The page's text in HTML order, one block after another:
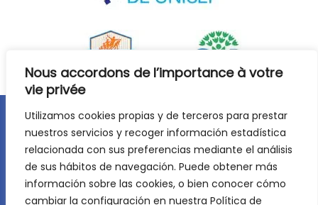
Nous accordons de l’importance à votre
vie privée
Utilizamos cookies propias y de terceros para prestar
nuestros servicios y recoger información estadística
relacionada con sus preferencias mediante el análisis
de sus hábitos de navegación. Puede obtener más
información sobre las cookies, o bien conocer cómo
cambiar la configuración en nuestra Política de
Avis juridique
Politique de confidentialité
Politique de cookies
©2026Lycée Français Molière de Saragosse. Tous droits
réservés. Développement web :